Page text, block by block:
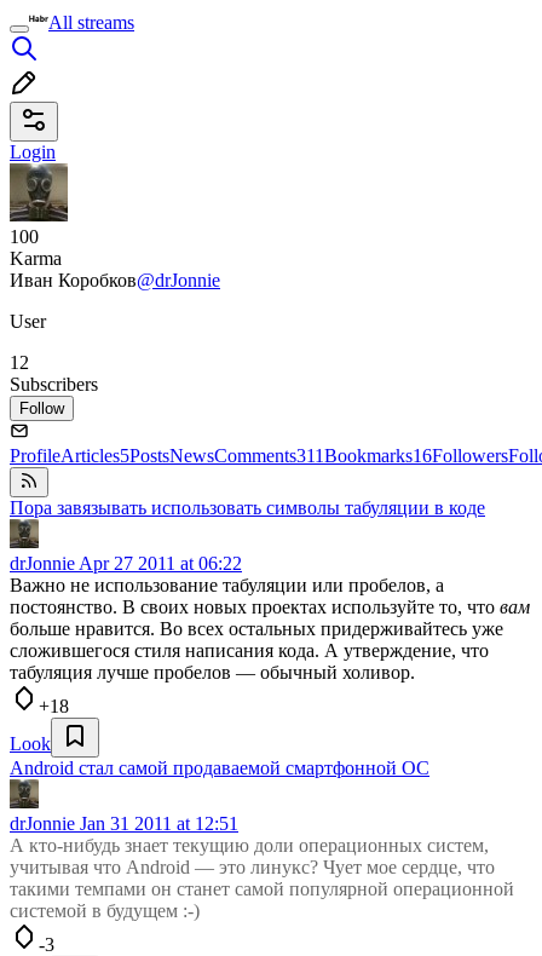
All streams
Login
100
Karma
Иван Коробков@drJonnie
User
12
Subscribers
Follow
ProfileArticles5PostsNewsComments311Bookmarks16Followers
Пора завязывать использовать символы табуляции в коде
drJonnie Apr 27 2011 at 06:22
Важно не использование табуляции или пробелов, а
постоянство. В своих новых проектах используйте то, что вам
больше нравится. Во всех остальных придерживайтесь уже
сложившегося стиля написания кода. А утверждение, что
табуляция лучше пробелов — обычный холивор.
+18
Look
Android стал самой продаваемой смартфонной ОС
drJonnie Jan 31 2011 at 12:51
А кто-нибудь знает текущию доли операционных систем,
учитывая что Android — это линукс? Чует мое сердце, что
такими темпами он станет самой популярной операционной
системой в будущем :-)
-3